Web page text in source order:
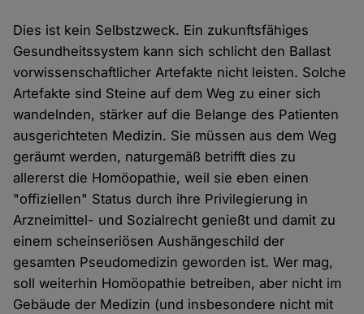
Dies ist kein Selbstzweck. Ein zukunftsfähiges
Gesundheitssystem kann sich schlicht den Ballast
vorwissenschaftlicher Artefakte nicht leisten. Solche
Artefakte sind Steine auf dem Weg zu einer sich
wandelnden, stärker auf die Belange des Patienten
ausgerichteten Medizin. Sie müssen aus dem Weg
geräumt werden, naturgemäß betrifft dies zu
allererst die Homöopathie, weil sie eben einen
"offiziellen" Status durch ihre Privilegierung in
Arzneimittel- und Sozialrecht genießt und damit zu
einem scheinseriösen Aushängeschild der
gesamten Pseudomedizin geworden ist. Wer mag,
soll weiterhin Homöopathie betreiben, aber nicht im
Gebäude der Medizin (und insbesondere nicht mit